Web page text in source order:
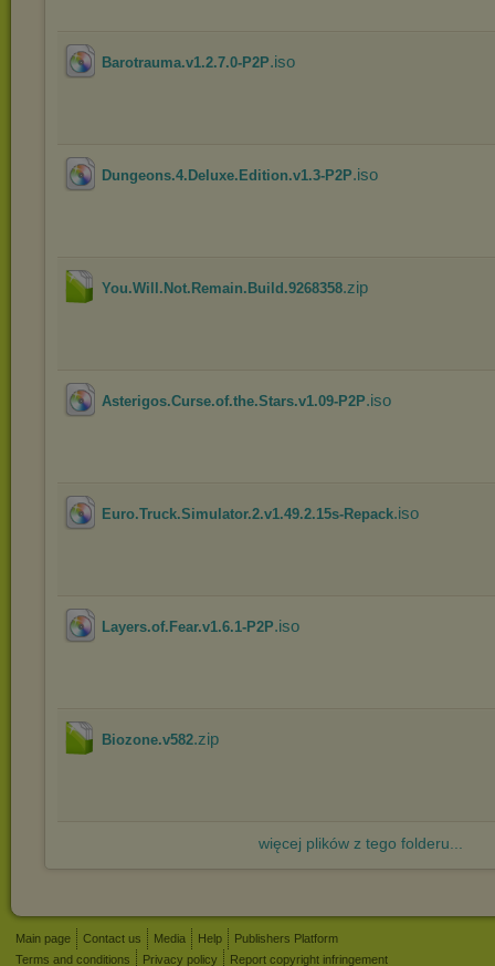
Barotrauma.v1.2.7.0-P2P.iso
Dungeons.4.Deluxe.Edition.v1.3-P2P.iso
You.Will.Not.Remain.Build.9268358.zip
Asterigos.Curse.of.the.Stars.v1.09-P2P.iso
Euro.Truck.Simulator.2.v1.49.2.15s-Repack.iso
Layers.of.Fear.v1.6.1-P2P.iso
Biozone.v582.zip
więcej plików z tego folderu...
Main page Contact us Media Help
Publishers Platform
Terms and conditions
Privacy policy Report copyright infringement